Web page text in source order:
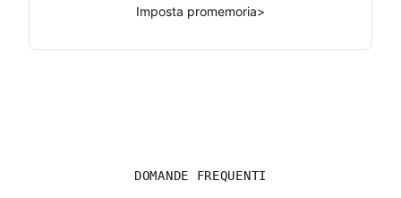
Imposta promemoria>
DOMANDE FREQUENTI